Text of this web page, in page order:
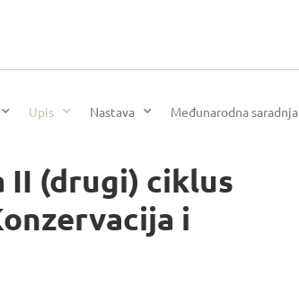
Upis Nastava Međunarodna saradnja
II (drugi) ciklus
i